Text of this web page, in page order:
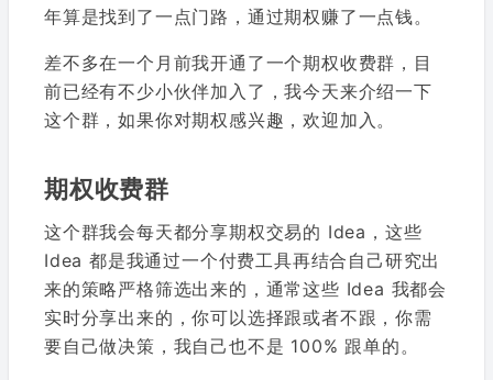
年算是找到了一点门路，通过期权赚了一点钱。
差不多在一个月前我开通了一个期权收费群，目
前已经有不少小伙伴加入了，我今天来介绍一下
这个群，如果你对期权感兴趣，欢迎加入。
期权收费群
这个群我会每天都分享期权交易的 Idea，这些
Idea 都是我通过一个付费工具再结合自己研究出
来的策略严格筛选出来的，通常这些 Idea 我都会
实时分享出来的，你可以选择跟或者不跟，你需
要自己做决策，我自己也不是 100% 跟单的。